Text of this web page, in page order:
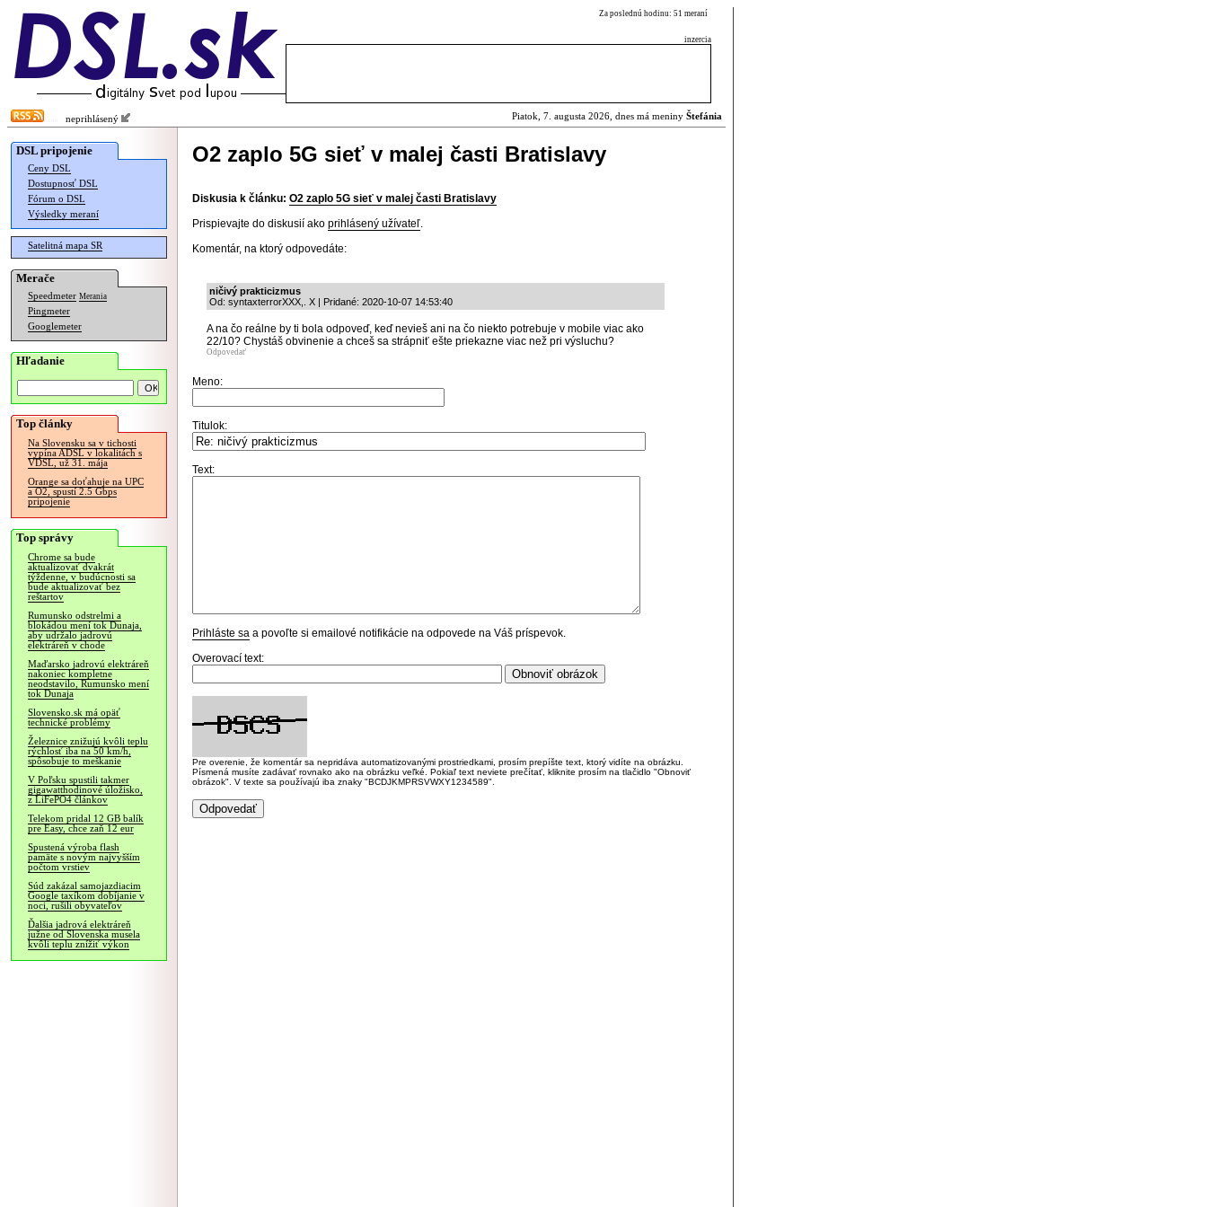
Za poslednú hodinu: 51 meraní
inzercia
neprihlásený Piatok, 7. augusta 2026, dnes má meniny Štefánia
DSL pripojenie
Ceny DSL
Dostupnosť DSL
Fórum o DSL
Výsledky meraní
Satelitná mapa SR
Merače
Speedmeter Merania
Pingmeter
Googlemeter
Hľadanie
Top články
Na Slovensku sa v tichosti
vypína ADSL v lokalitách s
VDSL, už 31. mája
Orange sa doťahuje na UPC
a O2, spustí 2.5 Gbps
pripojenie
Top správy
Chrome sa bude
aktualizovať dvakrát
týždenne, v budúcnosti sa
bude aktualizovať bez
reštartov
Rumunsko odstrelmi a
blokádou mení tok Dunaja,
aby udržalo jadrovú
elektráreň v chode
Maďarsko jadrovú elektráreň
nakoniec kompletne
neodstavilo, Rumunsko mení
tok Dunaja
Slovensko.sk má opäť
technické problémy
Železnice znižujú kvôli teplu
rýchlosť iba na 50 km/h,
spôsobuje to meškanie
V Poľsku spustili takmer
gigawatthodinové úložisko,
z LiFePO4 článkov
Telekom pridal 12 GB balík
pre Easy, chce zaň 12 eur
Spustená výroba flash
pamäte s novým najvyšším
počtom vrstiev
Súd zakázal samojazdiacim
Google taxíkom dobíjanie v
noci, rušili obyvateľov
Ďalšia jadrová elektráreň
južne od Slovenska musela
kvôli teplu znížiť výkon
O2 zaplo 5G sieť v malej časti Bratislavy
Diskusia k článku: O2 zaplo 5G sieť v malej časti Bratislavy
Prispievajte do diskusií ako prihlásený užívateľ.
Komentár, na ktorý odpovedáte:
ničivý prakticizmus
Od: syntaxterrorXXX,. X | Pridané: 2020-10-07 14:53:40
A na čo reálne by ti bola odpoveď, keď nevieš ani na čo niekto potrebuje v mobile viac ako
22/10? Chystáš obvinenie a chceš sa strápniť ešte priekazne viac než pri výsluchu?
Odpovedať
Meno:
Titulok:
Text:
Prihláste sa a povoľte si emailové notifikácie na odpovede na Váš príspevok.
Overovací text:
Pre overenie, že komentár sa nepridáva automatizovanými prostriedkami, prosím prepíšte text, ktorý vidíte na obrázku.
Písmená musíte zadávať rovnako ako na obrázku veľké. Pokiaľ text neviete prečítať, kliknite prosím na tlačidlo "Obnoviť
obrázok". V texte sa používajú iba znaky "BCDJKMPRSVWXY1234589".